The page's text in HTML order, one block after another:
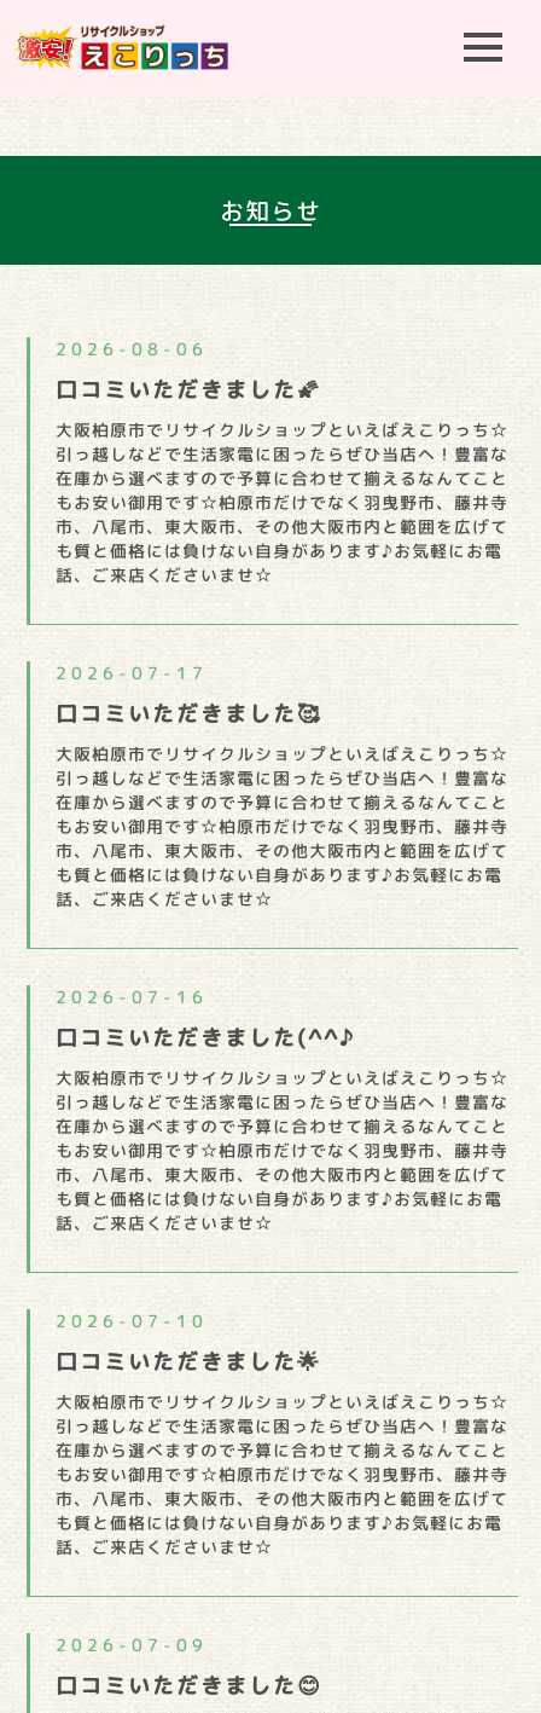
t
o
お知らせ
2026-08-06
口コミいただきました🌠
大阪柏原市でリサイクルショップといえばえこりっち☆
引っ越しなどで生活家電に困ったらぜひ当店へ！豊富な
在庫から選べますので予算に合わせて揃えるなんてこと
もお安い御用です☆柏原市だけでなく羽曳野市、藤井寺
市、八尾市、東大阪市、その他大阪市内と範囲を広げて
も質と価格には負けない自身があります♪お気軽にお電
話、ご来店くださいませ☆
2026-07-17
口コミいただきました🥰
大阪柏原市でリサイクルショップといえばえこりっち☆
引っ越しなどで生活家電に困ったらぜひ当店へ！豊富な
在庫から選べますので予算に合わせて揃えるなんてこと
もお安い御用です☆柏原市だけでなく羽曳野市、藤井寺
市、八尾市、東大阪市、その他大阪市内と範囲を広げて
も質と価格には負けない自身があります♪お気軽にお電
話、ご来店くださいませ☆
2026-07-16
口コミいただきました(^^♪
大阪柏原市でリサイクルショップといえばえこりっち☆
引っ越しなどで生活家電に困ったらぜひ当店へ！豊富な
在庫から選べますので予算に合わせて揃えるなんてこと
もお安い御用です☆柏原市だけでなく羽曳野市、藤井寺
市、八尾市、東大阪市、その他大阪市内と範囲を広げて
も質と価格には負けない自身があります♪お気軽にお電
話、ご来店くださいませ☆
2026-07-10
口コミいただきました🌟
大阪柏原市でリサイクルショップといえばえこりっち☆
引っ越しなどで生活家電に困ったらぜひ当店へ！豊富な
在庫から選べますので予算に合わせて揃えるなんてこと
もお安い御用です☆柏原市だけでなく羽曳野市、藤井寺
市、八尾市、東大阪市、その他大阪市内と範囲を広げて
も質と価格には負けない自身があります♪お気軽にお電
話、ご来店くださいませ☆
2026-07-09
口コミいただきました😊